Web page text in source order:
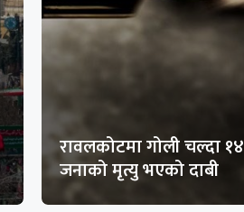
रावलकोटमा गोली चल्दा १४
जनाको मृत्यु भएको दाबी